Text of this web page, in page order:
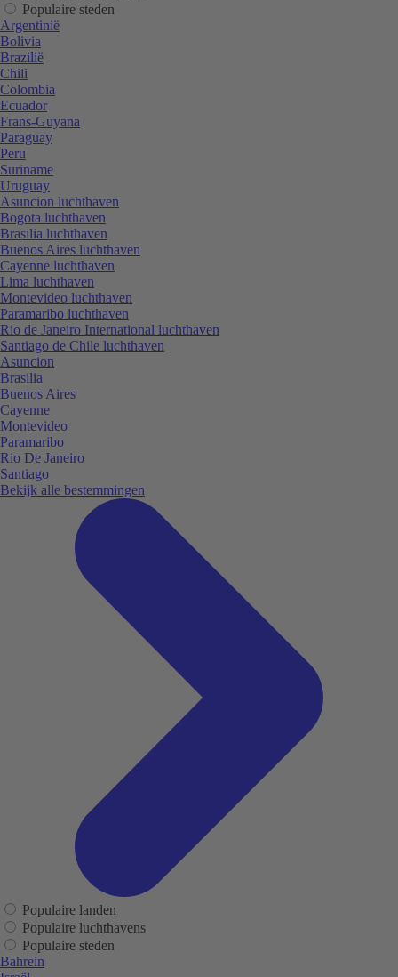
Populaire steden
Argentinië
Bolivia
Brazilië
Chili
Colombia
Ecuador
Frans-Guyana
Paraguay
Peru
Suriname
Uruguay
Asuncion luchthaven
Bogota luchthaven
Brasilia luchthaven
Buenos Aires luchthaven
Cayenne luchthaven
Lima luchthaven
Montevideo luchthaven
Paramaribo luchthaven
Rio de Janeiro International luchthaven
Santiago de Chile luchthaven
Asuncion
Brasilia
Buenos Aires
Cayenne
Montevideo
Paramaribo
Rio De Janeiro
Santiago
Bekijk alle bestemmingen
Populaire landen
Populaire luchthavens
Populaire steden
Bahrein